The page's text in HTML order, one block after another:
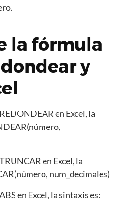
la fórmula
y
en Excel, la
en Excel, la
num_decimales)
en Excel, la sintaxis es: